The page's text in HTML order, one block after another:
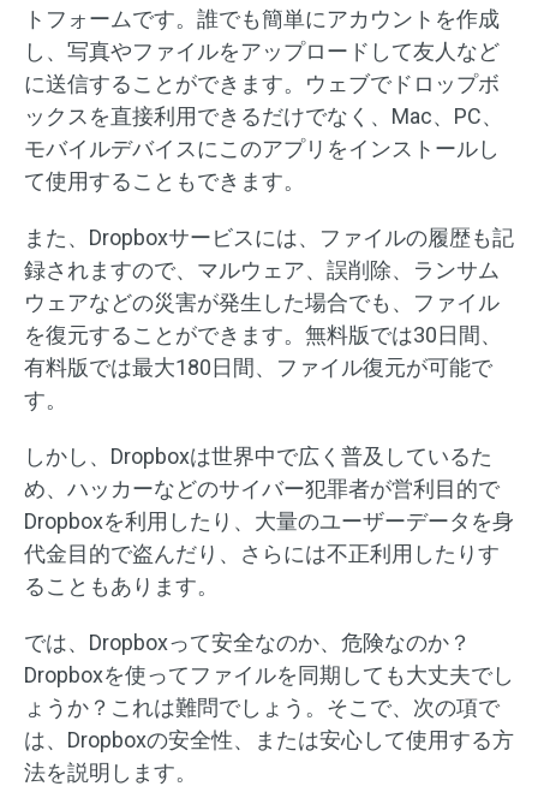
トフォームです。誰でも簡単にアカウントを作成
し、写真やファイルをアップロードして友人など
に送信することができます。ウェブでドロップボ
ックスを直接利用できるだけでなく、Mac、PC、
モバイルデバイスにこのアプリをインストールし
て使用することもできます。
また、Dropboxサービスには、ファイルの履歴も記
録されますので、マルウェア、誤削除、ランサム
ウェアなどの災害が発生した場合でも、ファイル
を復元することができます。無料版では30日間、
有料版では最大180日間、ファイル復元が可能で
す。
しかし、Dropboxは世界中で広く普及しているた
め、ハッカーなどのサイバー犯罪者が営利目的で
Dropboxを利用したり、大量のユーザーデータを身
代金目的で盗んだり、さらには不正利用したりす
ることもあります。
では、Dropboxって安全なのか、危険なのか？
Dropboxを使ってファイルを同期しても大丈夫でし
ょうか？これは難問でしょう。そこで、次の項で
は、Dropboxの安全性、または安心して使用する方
法を説明します。